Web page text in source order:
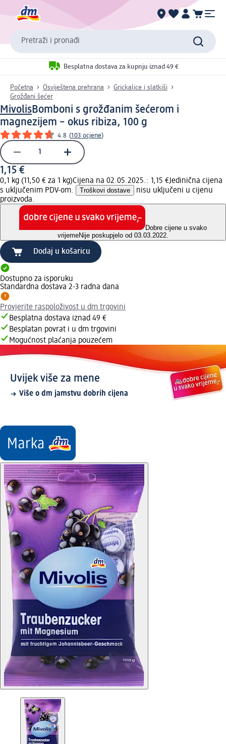
Pretraži i pronađi
Besplatna dostava za kupnju iznad 49 €
Početna Osviještena prehrana
Grickalice i slatkiši
Grožđani šećer
MivolisBomboni s grožđanim šećerom i
magnezijem – okus ribiza, 100 g
4.8 (103 ocjene)
1,15 €
0,1 kg (11,50 € za 1 kg)Cijena na 02.05.2025.: 1,15 €Jedinična cijena
s uključenim PDV-om.
Troškovi dostave
nisu uključeni u cijenu
proizvoda.
Dobre cijene u svako
vrijemeNije poskupjelo od 03.03.2022.
Dodaj u košaricu
Dostupno za isporuku
Standardna dostava 2-3 radna dana
Provjerite raspoloživost u dm trgovini
Besplatna dostava iznad 49 €
Besplatan povrat i u dm trgovini
Mogućnost plaćanja pouzećem
Uvijek više za mene
Više o dm jamstvu dobrih cijena